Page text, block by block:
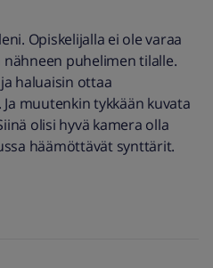
Opiskelijalla ei ole varaa
puhelimen tilalle.
haluaisin ottaa
muutenkin tykkään kuvata
olisi hyvä kamera olla
häämöttävät synttärit.